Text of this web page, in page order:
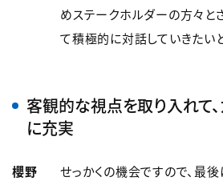
めステークホルダーの方々と
て積極的に対話していきたい
客観的な視点を取り入れて
に充実
櫻野
せっかくの機会ですので、最